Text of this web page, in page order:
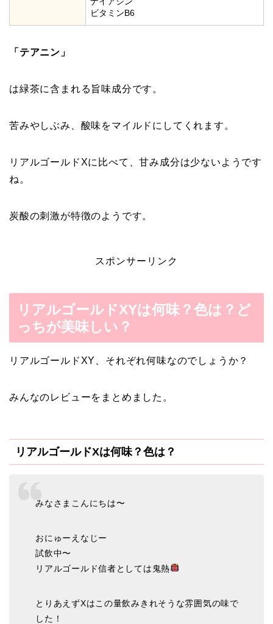
ビタミンB6
「テアニン」
は緑茶に含まれる旨味成分です。
苦みやしぶみ、酸味をマイルドにしてくれます。
リアルゴールドXに比べて、甘み成分は少ないようです
ね。
炭酸の刺激が特徴のようです。
スポンサーリンク
リアルゴールドXYは何味？色は？ど
っちが美味しい？
リアルゴールドXY、それぞれ何味なのでしょうか？
みんなのレビューをまとめました。
リアルゴールドXは何味？色は？
みなさまこんにちは〜
おにゅーえなじー
試飲中〜
リアルゴールド信者としては鬼熱
とりあえずXはこの量飲みきれそうな雰囲気の味で
した！